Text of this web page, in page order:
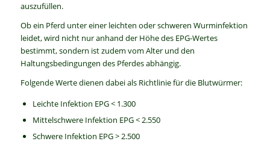
auszufüllen.
Ob ein Pferd unter einer leichten oder schweren Wurminfektion
leidet, wird nicht nur anhand der Höhe des EPG-Wertes
bestimmt, sondern ist zudem vom Alter und den
Haltungsbedingungen des Pferdes abhängig.
Folgende Werte dienen dabei als Richtlinie für die Blutwürmer:
Leichte Infektion EPG < 1.300
Mittelschwere Infektion EPG < 2.550
Schwere Infektion EPG > 2.500